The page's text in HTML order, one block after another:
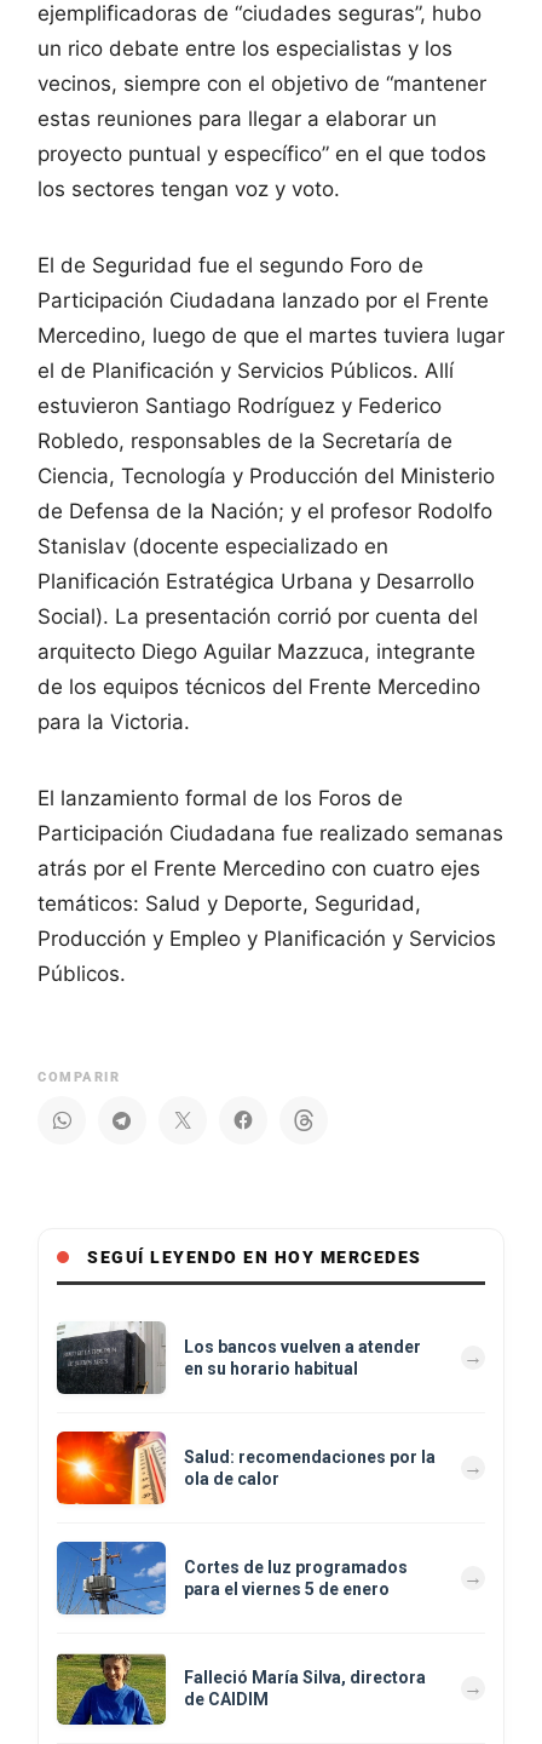
ejemplificadoras de “ciudades seguras”, hubo
un rico debate entre los especialistas y los
vecinos, siempre con el objetivo de “mantener
estas reuniones para llegar a elaborar un
proyecto puntual y específico” en el que todos
los sectores tengan voz y voto.
El de Seguridad fue el segundo Foro de
Participación Ciudadana lanzado por el Frente
Mercedino, luego de que el martes tuviera lugar
el de Planificación y Servicios Públicos. Allí
estuvieron Santiago Rodríguez y Federico
Robledo, responsables de la Secretaría de
Ciencia, Tecnología y Producción del Ministerio
de Defensa de la Nación; y el profesor Rodolfo
Stanislav (docente especializado en
Planificación Estratégica Urbana y Desarrollo
Social). La presentación corrió por cuenta del
arquitecto Diego Aguilar Mazzuca, integrante
de los equipos técnicos del Frente Mercedino
para la Victoria.
El lanzamiento formal de los Foros de
Participación Ciudadana fue realizado semanas
atrás por el Frente Mercedino con cuatro ejes
temáticos: Salud y Deporte, Seguridad,
Producción y Empleo y Planificación y Servicios
Públicos.
COMPARIR
SEGUÍ LEYENDO EN HOY MERCEDES
Los bancos vuelven a atender
en su horario habitual
Salud: recomendaciones por la
ola de calor
Cortes de luz programados
para el viernes 5 de enero
Falleció María Silva, directora
de CAIDIM